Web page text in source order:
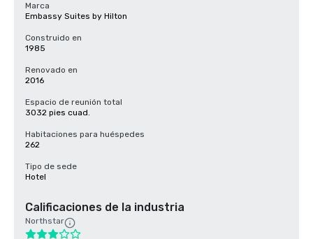
Marca
Embassy Suites by Hilton
Construido en
1985
Renovado en
2016
Espacio de reunión total
3032 pies cuad.
Habitaciones para huéspedes
262
Tipo de sede
Hotel
Calificaciones de la industria
Northstar